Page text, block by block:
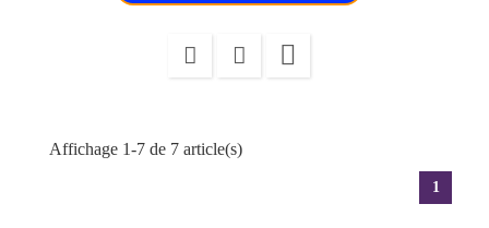

Affichage 1-7 de 7 article(s)
1